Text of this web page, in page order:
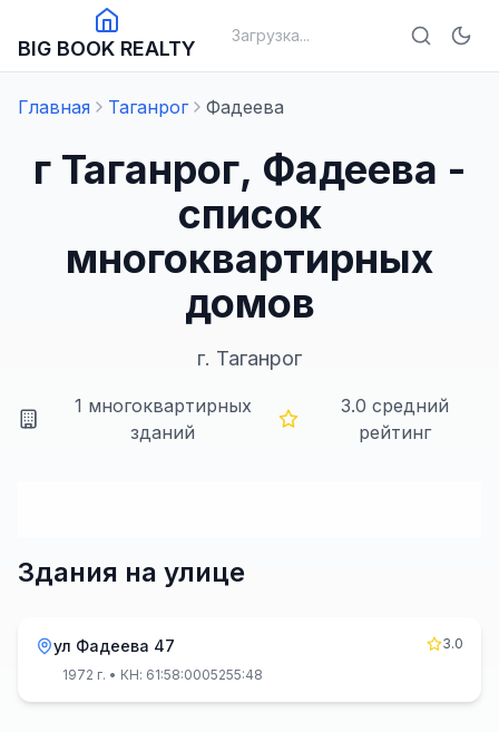
BIG BOOK REALTY
Загрузка...
Главная Таганрог Фадеева
г Таганрог, Фадеева -
список
многоквартирных
домов
г. Таганрог
1 многоквартирных
зданий
3.0 средний
рейтинг
Здания на улице
ул Фадеева 47
3.0
1972 г. • КН: 61:58:0005255:48